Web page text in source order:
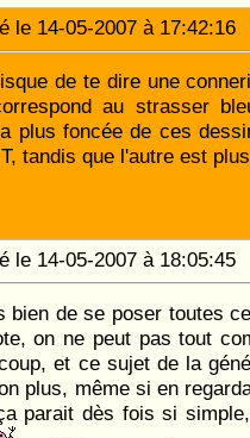
le 14-05-2007 à
de te dire une
au strasser
plus foncée de ces
tandis que l'autre est
le 14-05-2007 à
bien de se poser toutes
on ne peut pas tout
et ce sujet de la
plus, même si en
parait dès fois si